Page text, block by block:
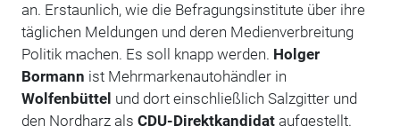
an. Erstaunlich, wie die Befragungsinstitute über ihre
täglichen Meldungen und deren Medienverbreitung
Politik machen. Es soll knapp werden. Holger
Bormann ist Mehrmarkenautohändler in
Wolfenbüttel und dort einschließlich Salzgitter und
den Nordharz als CDU-Direktkandidataufgestellt.